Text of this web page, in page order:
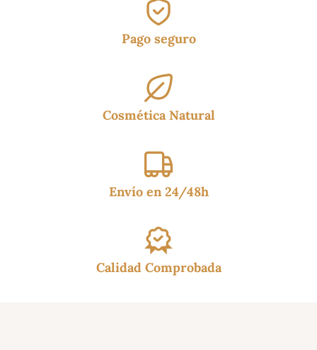
Pago seguro
Cosmética Natural
Envío en 24/48h
Calidad Comprobada